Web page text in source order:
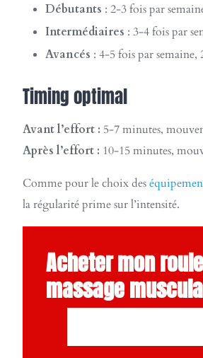
Débutants : 2-3 fois par
Intermédiaires : 3-4 fois par
Avancés : 4-5 fois par semaine,
Timing optimal
Avant l’effort : 5-7 minutes,
Après l’effort : 10-15 minutes,
Comme pour le choix des
la régularité prime sur l’intensité.
Acheter mon
massage